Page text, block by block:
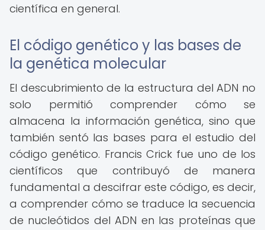
científica en general.
El código genético y las bases de
la genética molecular
El descubrimiento de la estructura del ADN no
solo permitió comprender cómo se
almacena la información genética, sino que
también sentó las bases para el estudio del
código genético. Francis Crick fue uno de los
científicos que contribuyó de manera
fundamental a descifrar este código, es decir,
a comprender cómo se traduce la secuencia
de nucleótidos del ADN en las proteínas que